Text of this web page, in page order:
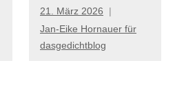
21. März 2026
Jan-Eike Hornauer für
dasgedichtblog